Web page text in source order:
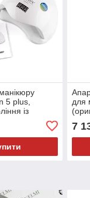
5 plus,
із
діодами, 48 вт
для
7